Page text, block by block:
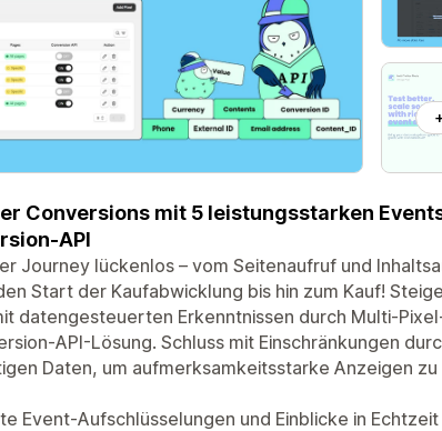
Conversions mit 5 leistungsstarken
API
Journey lückenlos – vom Seitenaufruf und
Start der Kaufabwicklung bis hin zum Kauf!
datengesteuerten Erkenntnissen durch Multi-
API-Lösung. Schluss mit Einschränkungen
Daten, um aufmerksamkeitsstarke Anzeigen
Event-Aufschlüsselungen und Einblicke in